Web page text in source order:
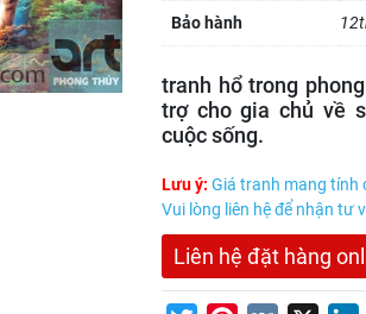
Bảo hành
tranh hổ trong
trợ cho gia chủ về
cuộc sống.
Lưu ý: Giá tranh mang tính
Vui lòng liên hệ để nhận tư
Liên hệ đặt hàng